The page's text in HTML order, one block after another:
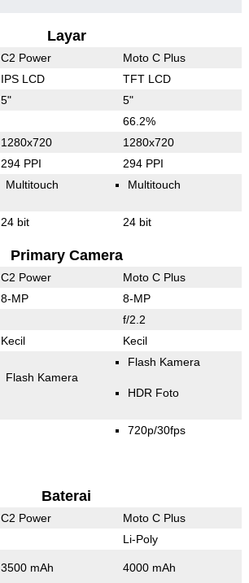
Layar
C2 Power Moto C Plus
IPS LCD TFT LCD
5" 5"
66.2%
1280x720 1280x720
294 PPI 294 PPI
Multitouch Multitouch
24 bit 24 bit
Primary Camera
C2 Power Moto C Plus
8-MP 8-MP
f/2.2
Kecil Kecil
Flash Kamera
Flash Kamera
HDR Foto
720p/30fps
Baterai
C2 Power Moto C Plus
Li-Poly
3500 mAh 4000 mAh